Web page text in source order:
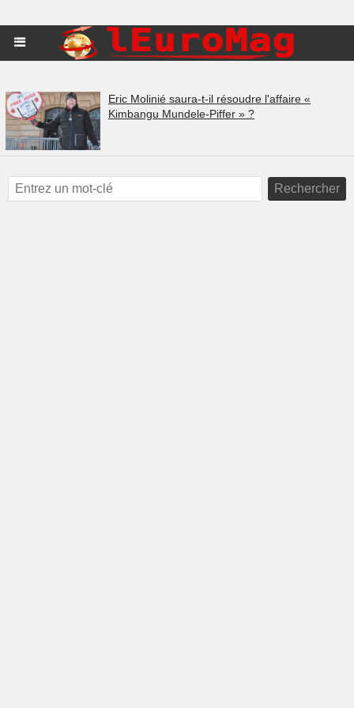
Eric Molinié saura-t-il résoudre l'affaire «
Kimbangu Mundele-Piffer » ?
Rechercher